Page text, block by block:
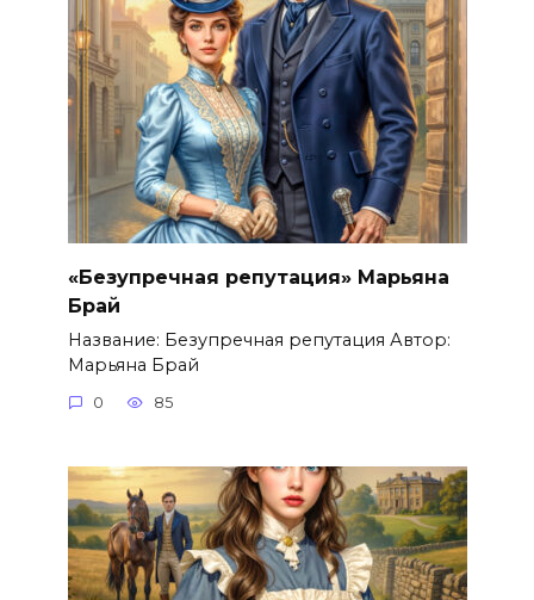
«Безупречная репутация» Марьяна
Брай
Название: Безупречная репутация Автор:
Марьяна Брай
0 85